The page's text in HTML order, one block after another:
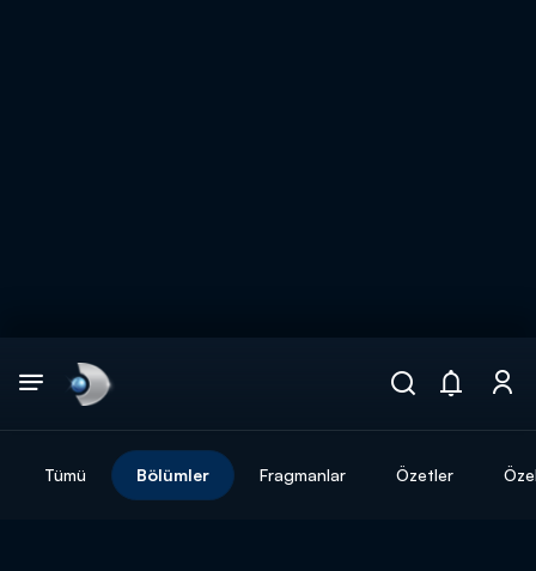
Tümü Bölümler Fragmanlar Özetler